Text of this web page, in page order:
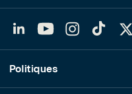
YouTubeInstagram
TikTok
Politiques